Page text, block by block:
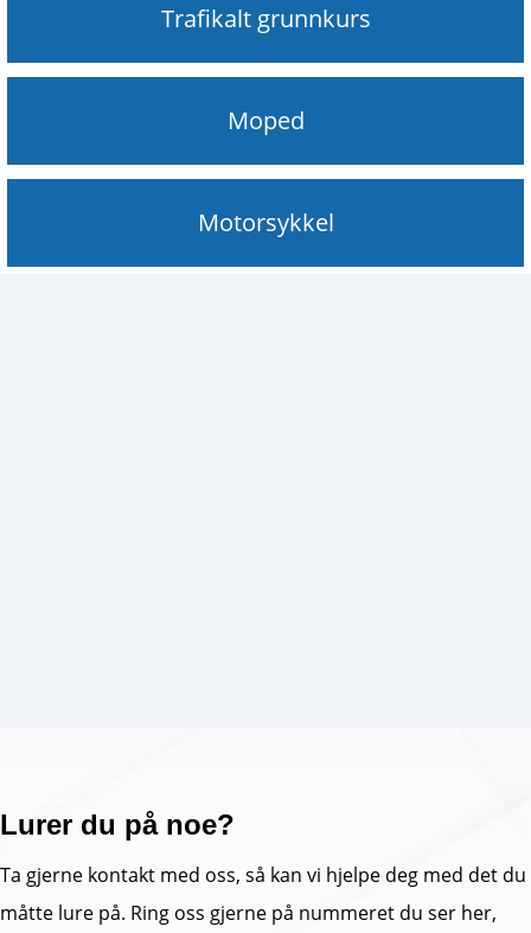
Trafikalt grunnkurs
Moped
Motorsykkel
Lurer du på noe?
Ta gjerne kontakt med oss, så kan vi hjelpe deg med det du
måtte lure på. Ring oss gjerne på nummeret du ser her,